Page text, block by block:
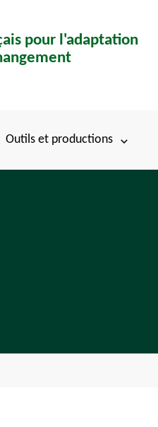
pour l'adaptation
Outils et productions